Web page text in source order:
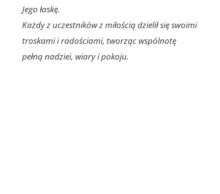
Jego łaskę.
Każdy z uczestników z miłością dzielił się swoimi
troskami i radościami, tworząc wspólnotę
pełną nadziei, wiary i pokoju.